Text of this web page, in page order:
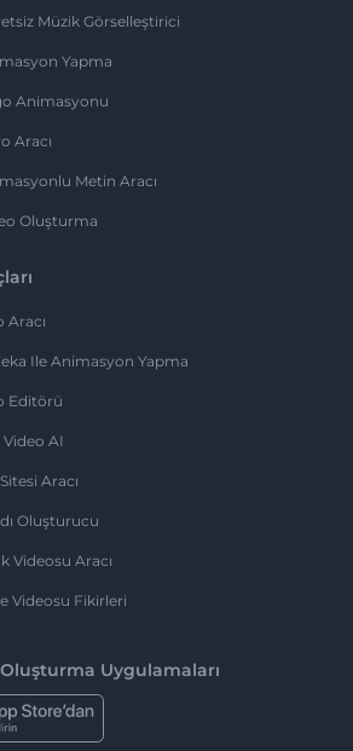
Müzik Görselleştirici
Yapma
Animasyonu
Aracı
Metin Aracı
Oluşturma
Aracı
Ile Animasyon Yapma
Editörü
Video AI
Aracı
Oluşturucu
Videosu Aracı
Videosu Fikirleri
Uygulamaları